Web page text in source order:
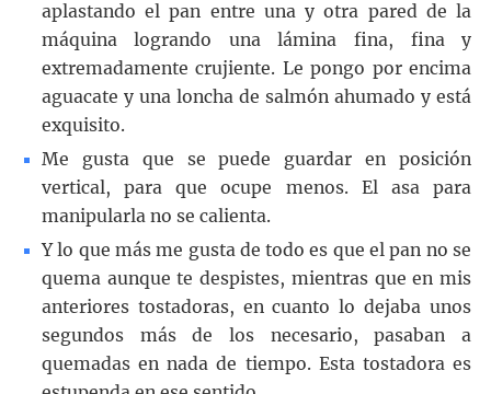
aplastando el pan entre una y otra pared de la
máquina logrando una lámina fina, fina y
extremadamente crujiente. Le pongo por encima
aguacate y una loncha de salmón ahumado y está
exquisito.
Me gusta que se puede guardar en posición
vertical, para que ocupe menos. El asa para
manipularla no se calienta.
Y lo que más me gusta de todo es que el pan no se
quema aunque te despistes, mientras que en mis
anteriores tostadoras, en cuanto lo dejaba unos
segundos más de los necesario, pasaban a
quemadas en nada de tiempo. Esta tostadora es